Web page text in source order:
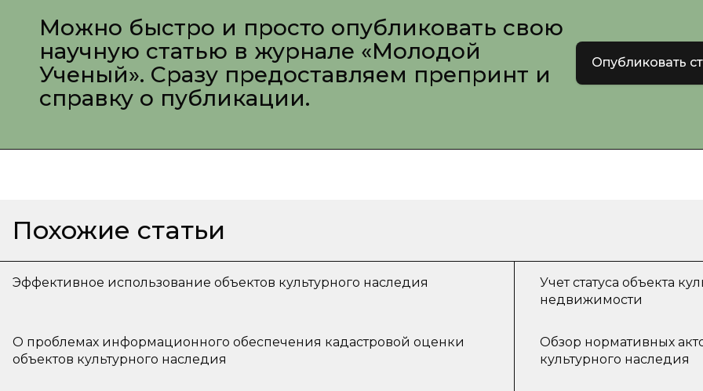
Можно быстро и просто опубликовать свою
научную статью в журнале «Молодой
Ученый». Сразу предоставляем препринт и
справку о публикации.
Опубликовать
Похожие статьи
Эффективное использование объектов культурного наследия
Учет статуса объекта
недвижимости
О проблемах информационного обеспечения кадастровой оценки
объектов культурного наследия
Обзор нормативных
культурного наследия